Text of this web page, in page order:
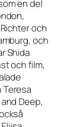
en del
och
och
Shida
och film,
Teresa
Deep,